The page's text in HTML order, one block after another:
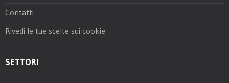
Contatti
Rivedi le tue scelte sui cookie
SETTORI